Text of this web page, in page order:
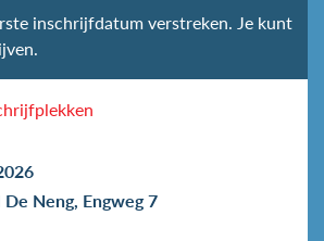
inschrijfdatum verstreken. Je kunt
De Neng, Engweg 7